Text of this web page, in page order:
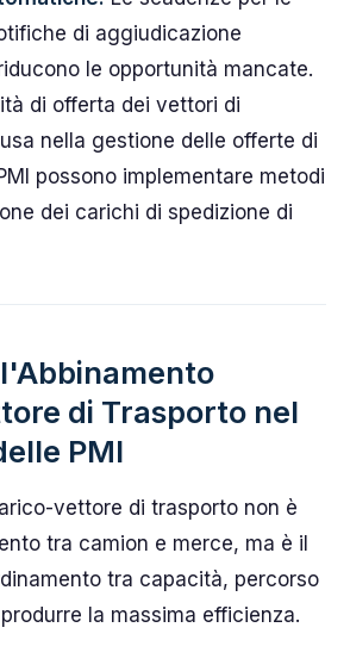
di aggiudicazione
le opportunità mancate.
di offerta dei vettori di
nella gestione delle offerte di
possono implementare metodi
dei carichi di spedizione di
di Trasporto nel
PMI
vettore di trasporto non è
tra camion e merce, ma è il
tra capacità, percorso
la massima efficienza.